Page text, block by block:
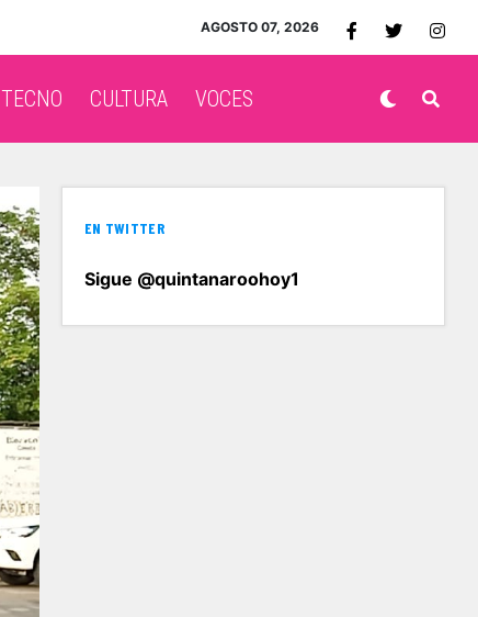
AGOSTO 07, 2026
TECNO CULTURA VOCES
EN TWITTER
Sigue @quintanaroohoy1